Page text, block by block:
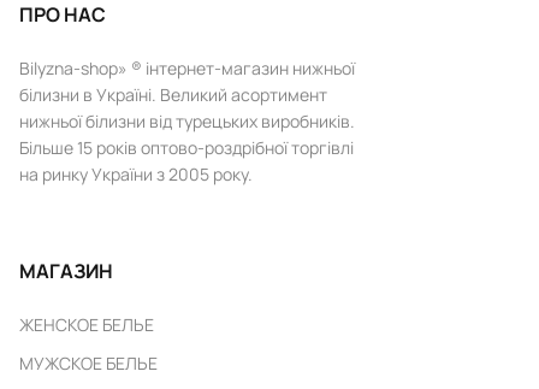
ПРО НАС
Bilyzna-shop» ® інтернет-магазин нижньої
білизни в Україні. Великий асортимент
нижньої білизни від турецьких виробників.
Більше 15 років оптово-роздрібної торгівлі
на ринку України з 2005 року.
МАГАЗИН
ЖЕНСКОЕ БЕЛЬЕ
МУЖСКОЕ БЕЛЬЕ